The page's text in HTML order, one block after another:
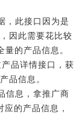
，此接口因为是
因此需要花比较
的产品信息。
品详情接口，获
品信息。
信息，拿推广商
的产品信息，